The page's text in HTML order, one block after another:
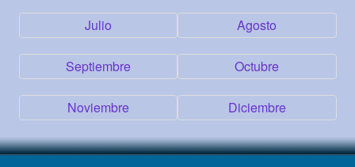
Julio Agosto
Septiembre Octubre
Noviembre Diciembre